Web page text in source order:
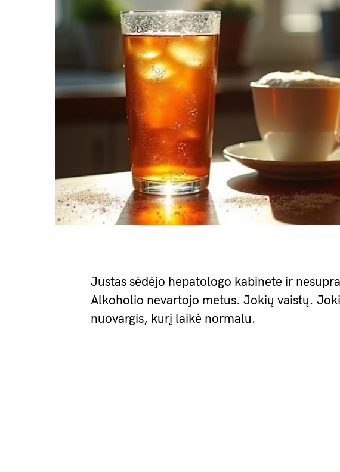
Justas sėdėjo hepatologo kabinete ir
Alkoholio nevartojo metus. Jokių vaistų.
nuovargis, kurį laikė normalu.